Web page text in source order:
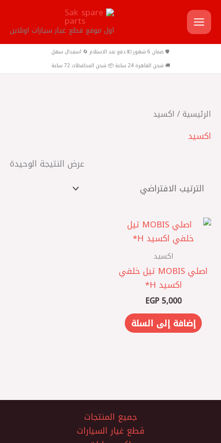
تخطي
إلى
المحتوى
اول موقع قطع غيار سيارات اونلاين
🛡️ ضمان 6 شهور 💵 دفع عند الاستلام 🔄 استبدال سهل
🚚 شحن القاهرة 24 ساعة 📦 شحن المحافظات 72 ساعة
الرئيسية/ اكسيد
اكسيد
عرض النتيجة الوحيدة
اكسيد
اصلي MOBIS تيل خلفي
اكسيد H*
EGP5,000
إضافة إلى السلة
جميع المنتجات
قطع غيار السيارات